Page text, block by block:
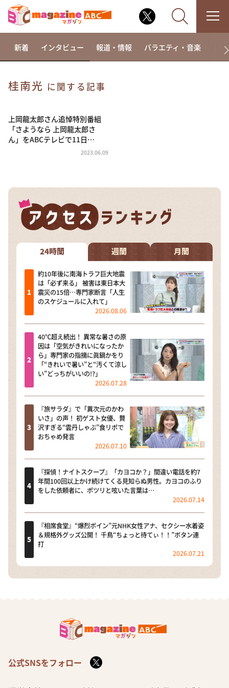
相席食堂
これ余談なんですけど・・・
～人生密着トークバラエティ！～ やすとものいたっ
河合＆A.B.C-Z塚田×福井アナ「なんでやねん！？」
（news おかえり）
DAIGOも台所 ～きょうの献立 何にする？～
本日はダイアンなり！シーズン２
朝だ！生です旅サラダ
教えて！ニュースライブ 正義のミカタ
ＬＩＦＥ～夢のカタチ～
新婚さんいらっしゃい！
ポツンと一軒家
ザキ山小屋本館
ぺこぱのまるスポ
新着 インタビュー 報道・情報 バラエティ・音楽 ド
桂南光 に関する記事
上岡龍太郎さん追悼特別番組
「さようなら 上岡龍太郎さ
ん」をABCテレビで11日…
2023.06.09
24時間 週間 月間
約10年後に南海トラフ巨大地震
は「必ず来る」 被害は東日本大
震災の15倍…専門家断言「人生
のスケジュールに入れて」
2026.08.06
40℃超え続出！ 異常な暑さの原
因は「空気がきれいになったか
ら」専門家の指摘に眞鍋かをり
「“きれいで暑い”と“汚くて涼し
い”どっちがいいの!?」
2026.07.28
『旅サラダ』で「異次元のかわ
いさ」の声！ 初ゲスト女優、贅
沢すぎる“雲丹しゃぶ”食リポで
おちゃめ発言
2026.07.10
『探偵！ナイトスクープ』「カヨコか？」間違い電話を約7
年間100回以上かけ続けてくる見知らぬ男性。カヨコのふり
をした依頼者に、ポツリと呟いた言葉は…
2026.07.14
『相席食堂』“爆烈ボイン”元NHK女性アナ、セクシー水着姿
＆規格外グッズ公開！ 千鳥“ちょっと待てぃ！！”ボタン連
打
2026.07.21
公式SNSをフォロー